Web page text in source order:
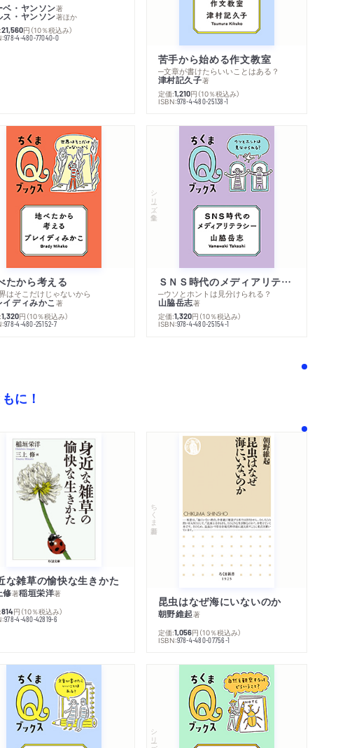
ベ・ヤンソン著
ス・ヤンソン著ほか
21,560円 （10％税込み）
978-4-480-77040-0
苦手から始める作文教室
─文章が書けたらいいことはある？
津村記久子著
定価:1,210円 （10％税込み）
ISBN:978-4-480-25138-1
たから考える
はそこだけじゃないから
イディみかこ著
1,320円 （10％税込み）
978-4-480-25152-7
シリーズ・全集
ＳＮＳ時代のメディアリテラシー
─ウソとホントは見分けられる？
山脇岳志著
定価:1,320円 （10％税込み）
ISBN:978-4-480-25154-1
に！
な雑草の愉快な生きかた
修著稲垣栄洋著
814円 （10％税込み）
978-4-480-42819-6
ちくま新書
昆虫はなぜ海にいないのか
朝野維起著
定価:1,056円 （10％税込み）
ISBN:978-4-480-07756-1
シリーズ・全集